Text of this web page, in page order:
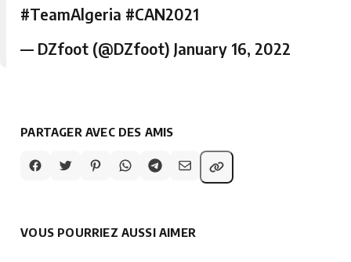
#TeamAlgeria #CAN2021
— DZfoot (@DZfoot)January 16, 2022
PARTAGER AVEC DES AMIS
VOUS POURRIEZ AUSSI AIMER